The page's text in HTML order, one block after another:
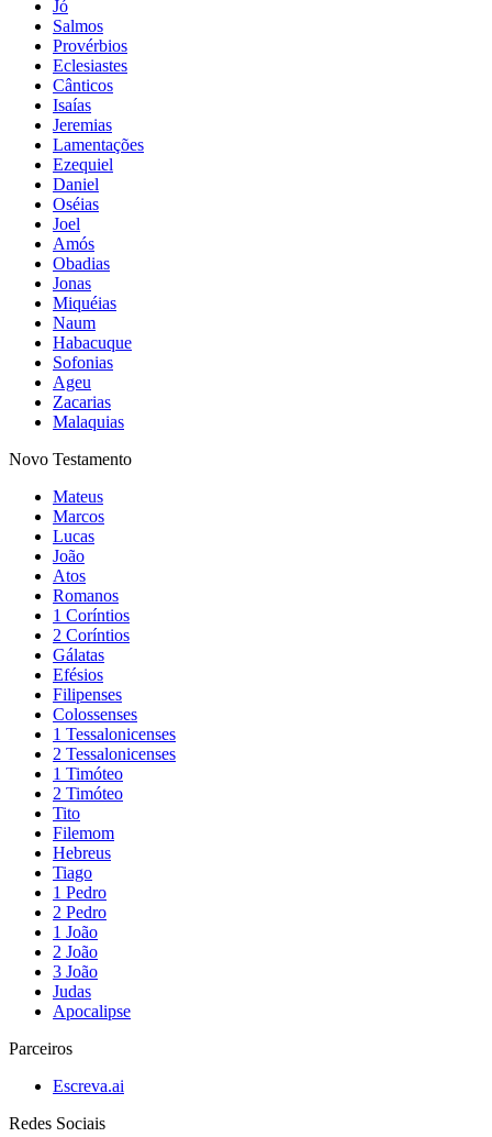
Jó
Salmos
Provérbios
Eclesiastes
Cânticos
Isaías
Jeremias
Lamentações
Ezequiel
Daniel
Oséias
Joel
Amós
Obadias
Jonas
Miquéias
Naum
Habacuque
Sofonias
Ageu
Zacarias
Malaquias
Novo Testamento
Mateus
Marcos
Lucas
João
Atos
Romanos
1 Coríntios
2 Coríntios
Gálatas
Efésios
Filipenses
Colossenses
1 Tessalonicenses
2 Tessalonicenses
1 Timóteo
2 Timóteo
Tito
Filemom
Hebreus
Tiago
1 Pedro
2 Pedro
1 João
2 João
3 João
Judas
Apocalipse
Parceiros
Escreva.ai
Redes Sociais